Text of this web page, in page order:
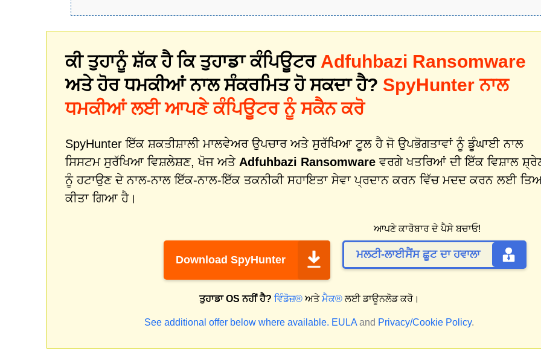
ਕੀ ਤੁਹਾਨੂੰ ਸ਼ੱਕ ਹੈ ਕਿ ਤੁਹਾਡਾ ਕੰਪਿਊਟਰ Adfuhbazi Ransomware
ਅਤੇ ਹੋਰ ਧਮਕੀਆਂ ਨਾਲ ਸੰਕਰਮਿਤ ਹੋ ਸਕਦਾ ਹੈ? SpyHunter ਨਾਲ
ਧਮਕੀਆਂ ਲਈ ਆਪਣੇ ਕੰਪਿਊਟਰ ਨੂੰ ਸਕੈਨ ਕਰੋ
SpyHunter ਇੱਕ ਸ਼ਕਤੀਸ਼ਾਲੀ ਮਾਲਵੇਅਰ ਉਪਚਾਰ ਅਤੇ ਸੁਰੱਖਿਆ ਟੂਲ ਹੈ ਜੋ ਉਪਭੋਗਤਾਵਾਂ ਨੂੰ ਡੂੰਘਾਈ ਨਾਲ
ਸਿਸਟਮ ਸੁਰੱਖਿਆ ਵਿਸ਼ਲੇਸ਼ਣ, ਖੋਜ ਅਤੇ Adfuhbazi Ransomware ਵਰਗੇ ਖਤਰਿਆਂ ਦੀ ਇੱਕ ਵਿਸ਼ਾਲ
ਨੂੰ ਹਟਾਉਣ ਦੇ ਨਾਲ-ਨਾਲ ਇੱਕ-ਨਾਲ-ਇੱਕ ਤਕਨੀਕੀ ਸਹਾਇਤਾ ਸੇਵਾ ਪ੍ਰਦਾਨ ਕਰਨ ਵਿੱਚ ਮਦਦ ਕਰਨ ਲਈ
ਕੀਤਾ ਗਿਆ ਹੈ।
Download SpyHunter
ਆਪਣੇ ਕਾਰੋਬਾਰ ਦੇ ਪੈਸੇ ਬਚਾਓ!
ਮਲਟੀ-ਲਾਈਸੈਂਸ ਛੂਟ ਦਾ ਹਵਾਲਾ
ਤੁਹਾਡਾ OS ਨਹੀਂ ਹੈ? ਵਿੰਡੋਜ਼®ਅਤੇਮੈਕ®ਲਈ ਡਾਊਨਲੋਡ ਕਰੋ।
See additional offer below where available. EULA and Privacy/Cookie Policy.